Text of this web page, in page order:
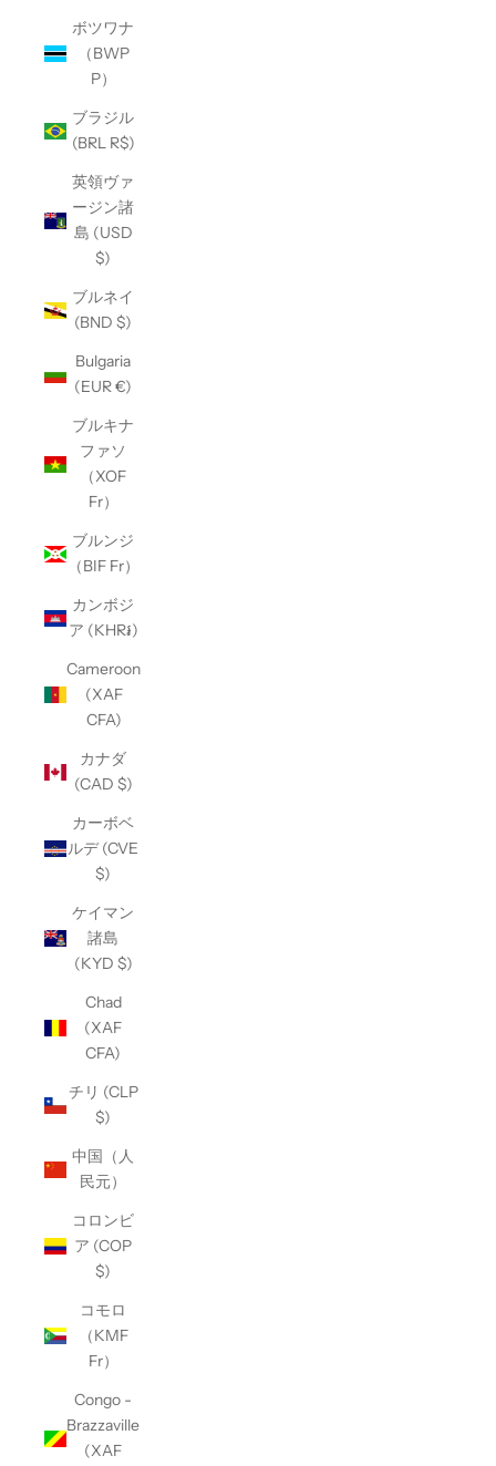
ボツワナ
（BWP
P）
ブラジル
(BRL R$)
英領ヴァ
ージン諸
島 (USD
$)
ブルネイ
(BND $)
Bulgaria
(EUR €)
ブルキナ
ファソ
（XOF
Fr）
ブルンジ
（BIF Fr）
カンボジ
ア (KHR៛)
Cameroon
(XAF
CFA)
カナダ
(CAD $)
カーボベ
ルデ (CVE
$)
ケイマン
諸島
(KYD $)
Chad
(XAF
CFA)
チリ (CLP
$)
中国（人
民元）
コロンビ
ア (COP
$)
コモロ
（KMF
Fr）
Congo -
Brazzaville
(XAF